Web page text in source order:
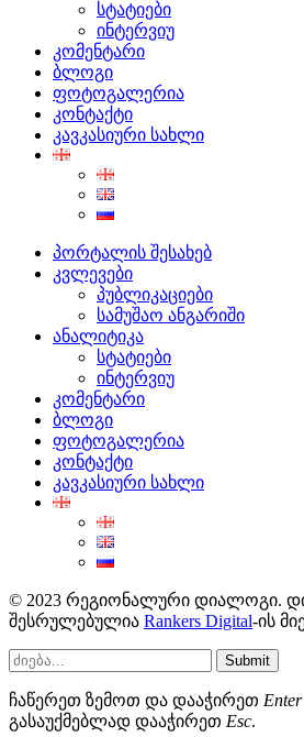
სტატიები
ინტერვიუ
კომენტარი
ბლოგი
ფოტოგალერია
კონტაქტი
კავკასიური სახლი
პორტალის შესახებ
კვლევები
პუბლიკაციები
სამუშაო ანგარიში
ანალიტიკა
სტატიები
ინტერვიუ
კომენტარი
ბლოგი
ფოტოგალერია
კონტაქტი
კავკასიური სახლი
© 2023 რეგიონალური დიალოგი.
შესრულებულია Rankers Digital-ის
Submit
ჩაწერეთ ზემოთ და დააჭირეთ Enter
გასაუქმებლად დააჭირეთ Esc.